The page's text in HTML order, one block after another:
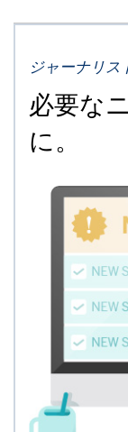
ジャーナリ
必要な
に。